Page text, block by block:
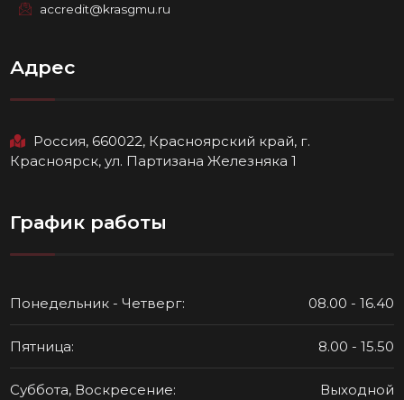
accredit@krasgmu.ru
Адрес
Россия, 660022, Красноярский край, г.
Красноярск, ул. Партизана Железняка 1
График работы
Понедельник - Четверг: 08.00 - 16.40
Пятница: 8.00 - 15.50
Суббота, Воскресение: Выходной